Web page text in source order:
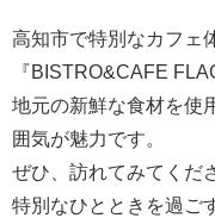
高知市で特別なカフェ
『BISTRO&CAFE
地元の新鮮な食材を使
囲気が魅力です。
ぜひ、訪れてみてくだ
特別なひとときを過ご